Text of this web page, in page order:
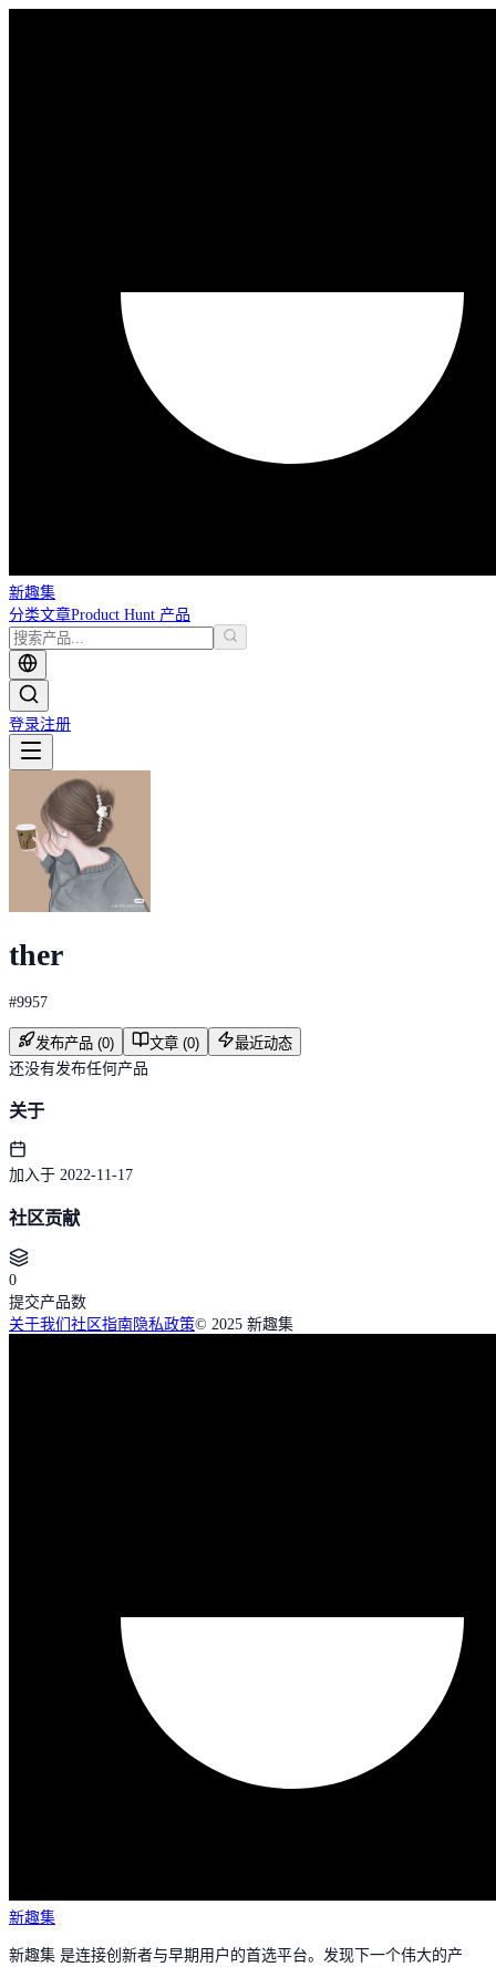
新趣集
分类文章Product Hunt 产品
登录注册
ther
#9957
发布产品 (0) 文章 (0)
最近动态
还没有发布任何产品
关于
加入于 2022-11-17
社区贡献
0
提交产品数
关于我们 社区指南隐私政策© 2025 新趣集
新趣集
新趣集 是连接创新者与早期用户的首选平台。发现下一个伟大的产